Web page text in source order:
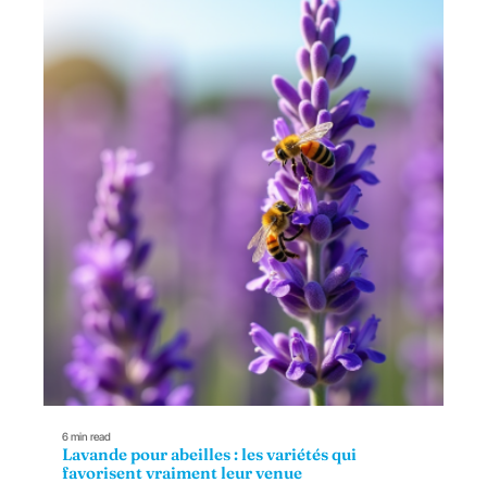
6 min read
Lavande pour abeilles : les variétés qui
favorisent vraiment leur venue